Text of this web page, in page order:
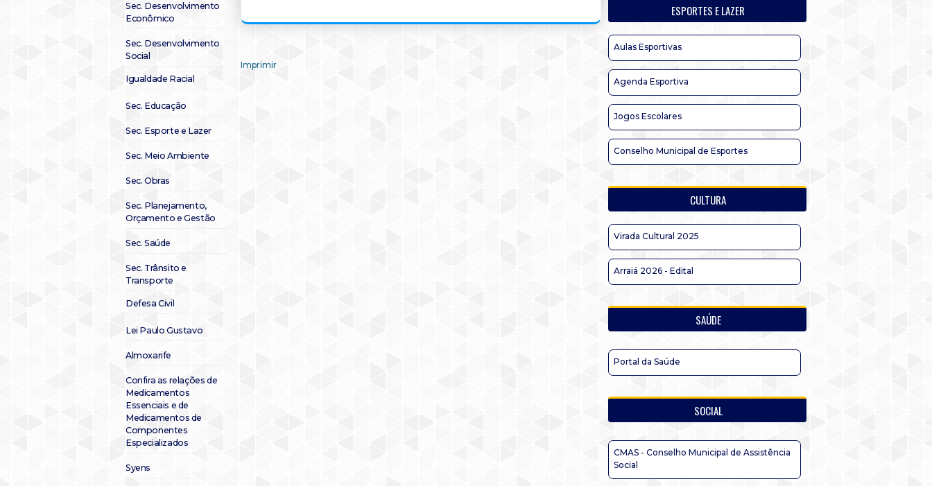
Sec. Desenvolvimento
Econômico
Sec. Desenvolvimento
Social
Igualdade Racial
Sec. Educação
Sec. Esporte e Lazer
Sec. Meio Ambiente
Sec. Obras
Sec. Planejamento,
Orçamento e Gestão
Sec. Saúde
Sec. Trânsito e
Transporte
Defesa Civil
Lei Paulo Gustavo
Almoxarife
Confira as relações de
Medicamentos
Essenciais e de
Medicamentos de
Componentes
Especializados
Syens
Imprimir
ESPORTES E LAZER
Aulas Esportivas
Agenda Esportiva
Jogos Escolares
Conselho Municipal de Esportes
CULTURA
Virada Cultural 2025
Arraiá 2026 - Edital
SAÚDE
Portal da Saúde
SOCIAL
CMAS - Conselho Municipal de Assistência
Social